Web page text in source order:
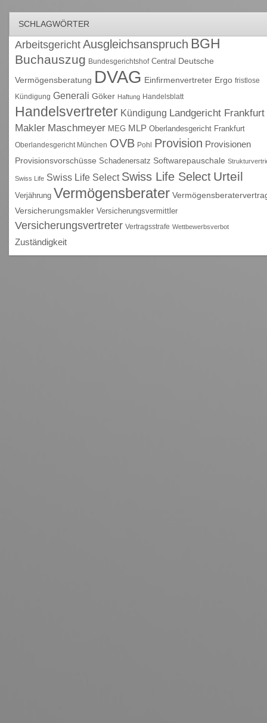
SCHLAGWÖRTER
Arbeitsgericht Ausgleichsanspruch BGH
Buchauszug Bundesgerichtshof Central Deutsche
Vermögensberatung DVAG Einfirmenvertreter Ergo fristlose
Kündigung Generali Göker Haftung Handelsblatt
Handelsvertreter Kündigung Landgericht Frankfurt
Makler Maschmeyer MEG MLP Oberlandesgericht Frankfurt
Oberlandesgericht München OVB Pohl Provision Provisionen
Provisionsvorschüsse Schadenersatz Softwarepauschale
Swiss Life Swiss Life Select Swiss Life Select Urteil
Verjährung Vermögensberater
Versicherungsmakler Versicherungsvermittler
Versicherungsvertreter Vertragsstrafe Wettbewerbsverbot
Zuständigkeit